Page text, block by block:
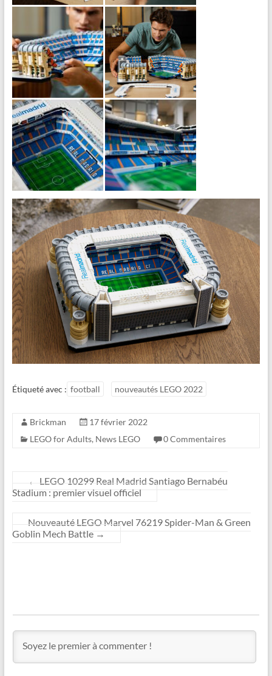
Étiqueté avec : football nouveautés LEGO 2022
Brickman
17 février 2022
LEGO for Adults, News LEGO 0 Commentaires
←
LEGO 10299 Real Madrid Santiago Bernabéu
Stadium : premier visuel officiel
Nouveauté LEGO Marvel 76219 Spider-Man & Green
Goblin Mech Battle →